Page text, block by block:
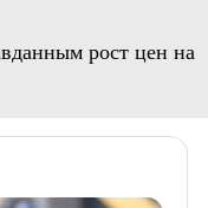
рост цен на